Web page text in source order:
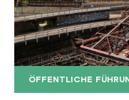
ÖFFENTLICHE
Der
Copyright: